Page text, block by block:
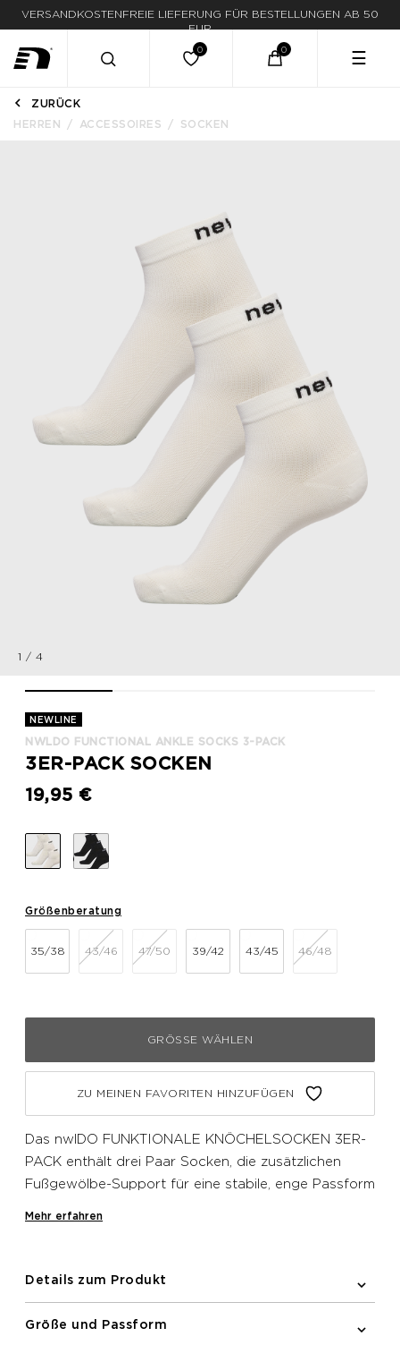
VERSANDKOSTENFREIE LIEFERUNG FÜR BESTELLUNGEN AB 50
EUR
LIEFERUNG IN 1-3 WERKTAGEN
☰
ZURÜCK
HERREN
ACCESSOIRES SOCKEN
1 / 4
NEWLINE
NWLDO FUNCTIONAL ANKLE SOCKS 3-PACK
3ER-PACK SOCKEN
19,95 €
Größenberatung
35/38 43/46 47/50 39/42 43/45 46/48
GRÖSSE WÄHLEN
ZU MEINEN FAVORITEN HINZUFÜGEN
Das nwlDO FUNKTIONALE KNÖCHELSOCKEN 3ER-
PACK enthält drei Paar Socken, die zusätzlichen
Fußgewölbe-Support für eine stabile, enge Passform
verbessern Unterstützung und Stil.
Mehr erfahren
Details zum Produkt
Größe und Passform